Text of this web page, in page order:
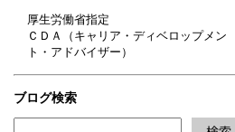
厚生労働省指定
ＣＤＡ（キャリア・ディベロップメン
ト・アドバイザー）
ブログ検索